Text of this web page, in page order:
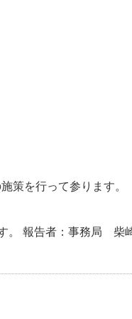
策を行って参ります。
。 報告者：事務局 柴